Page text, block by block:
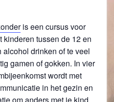
is een cursus voor
kinderen tussen de 12 en
drinken of te veel
gamen of gokken. In vier
wordt met
in het gezin en